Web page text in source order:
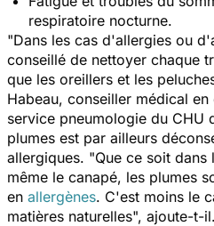
respiratoire nocturne.
"Dans les cas d'allergies ou
conseillé de nettoyer chaque
que les oreillers et les
Habeau, conseiller médical
service pneumologie du CHU
plumes est par ailleurs
allergiques. "Que ce soit
même le canapé, les plumes
en allergènes. C'est moins le
matières naturelles", ajoute-t-il.